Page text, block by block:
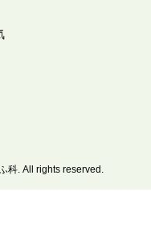
科. All rights reserved.